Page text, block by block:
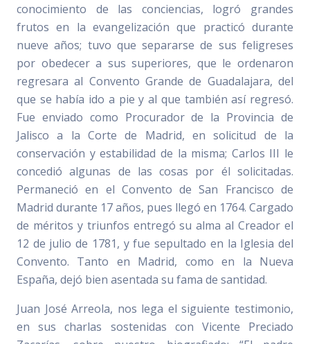
conocimiento de las conciencias, logró grandes
frutos en la evangelización que practicó durante
nueve años; tuvo que separarse de sus feligreses
por obedecer a sus superiores, que le ordenaron
regresara al Convento Grande de Guadalajara, del
que se había ido a pie y al que también así regresó.
Fue enviado como Procurador de la Provincia de
Jalisco a la Corte de Madrid, en solicitud de la
conservación y estabilidad de la misma; Carlos III le
concedió algunas de las cosas por él solicitadas.
Permaneció en el Convento de San Francisco de
Madrid durante 17 años, pues llegó en 1764. Cargado
de méritos y triunfos entregó su alma al Creador el
12 de julio de 1781, y fue sepultado en la Iglesia del
Convento. Tanto en Madrid, como en la Nueva
España, dejó bien asentada su fama de santidad.
Juan José Arreola, nos lega el siguiente testimonio,
en sus charlas sostenidas con Vicente Preciado